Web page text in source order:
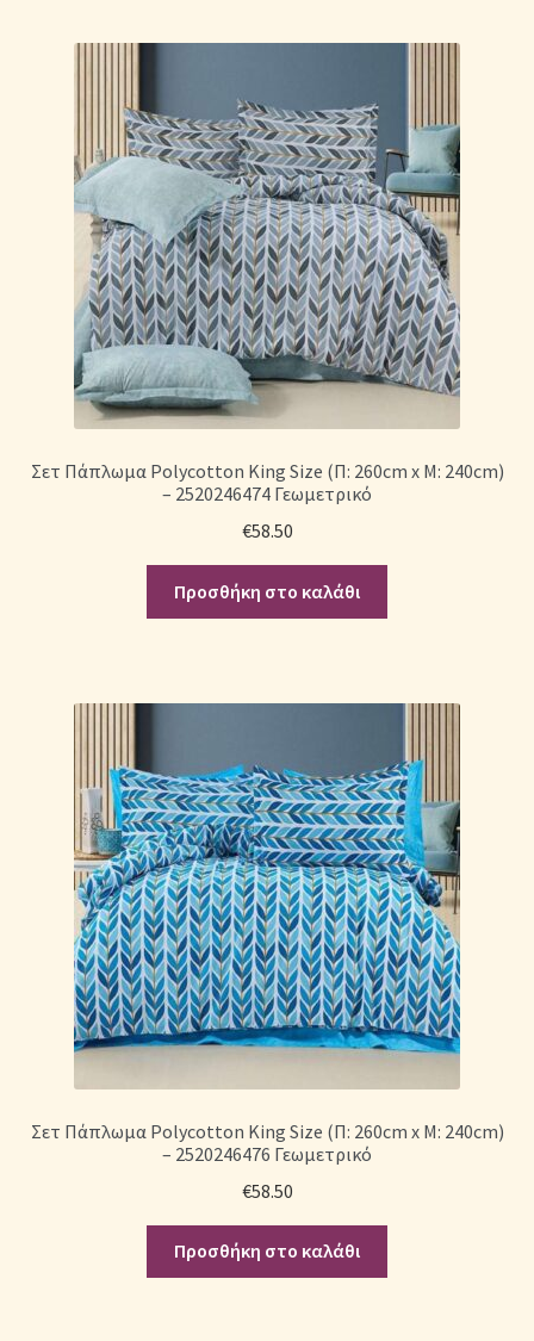
Σετ Πάπλωμα Polycotton King Size (Π: 260cm x Μ: 240cm)
– 2520246474 Γεωμετρικό
€58.50
Προσθήκη στο καλάθι
Σετ Πάπλωμα Polycotton King Size (Π: 260cm x Μ: 240cm)
– 2520246476 Γεωμετρικό
€58.50
Προσθήκη στο καλάθι